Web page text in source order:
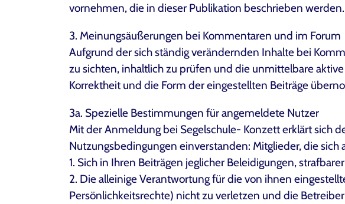
vornehmen, die in dieser Publikation beschrieben werden.
3. Meinungsäußerungen bei Kommentaren und im Forum
Aufgrund der sich ständig verändernden Inhalte bei
zu sichten, inhaltlich zu prüfen und die unmittelbare
Korrektheit und die Form der eingestellten Beiträge
3a. Spezielle Bestimmungen für angemeldete Nutzer
Mit der Anmeldung bei Segelschule- Konzett erklärt sich
Nutzungsbedingungen einverstanden: Mitglieder, die
1. Sich in Ihren Beiträgen jeglicher Beleidigungen,
2. Die alleinige Verantwortung für die von ihnen
Persönlichkeitsrechte) nicht zu verletzen und die